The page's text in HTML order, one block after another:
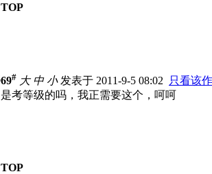
TOP
69# 大 中 小发表于 2011-9-5 08:02
只看该
是考等级的吗，我正需要这个，呵呵
TOP